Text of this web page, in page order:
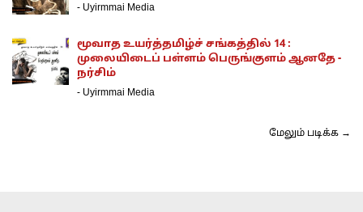
- Uyirmmai Media
மூவாத உயர்த்தமிழ்ச் சங்கத்தில் 14 :
முலையிடைப் பள்ளம் பெருங்குளம் ஆனதே -
நர்சிம்
- Uyirmmai Media
மேலும் படிக்க →